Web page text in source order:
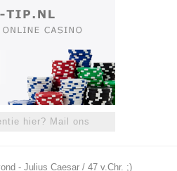
hier? Mail ons
- Julius Caesar / 47 v.Chr. ;)